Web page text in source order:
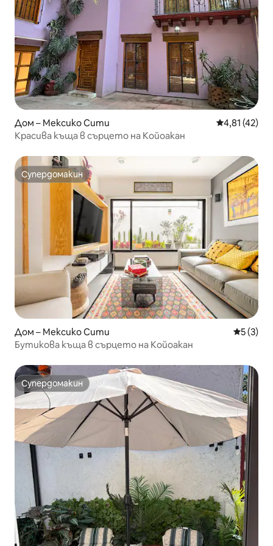
Дом – Мексико Сити Средна
4,81 (42)
Красива къща в сърцето на Койоакан
Супердомакин
Супердомакин
Дом – Мексико Сити Средна
5 (3)
Бутикова къща в сърцето на Койоакан
Супердомакин
Супердомакин